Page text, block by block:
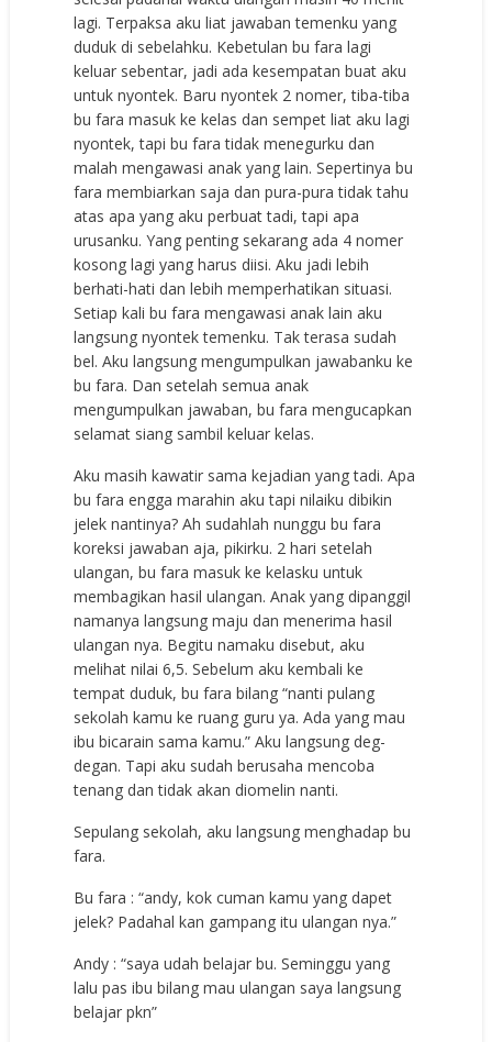
lagi. Terpaksa aku liat jawaban temenku yang
duduk di sebelahku. Kebetulan bu fara lagi
keluar sebentar, jadi ada kesempatan buat aku
untuk nyontek. Baru nyontek 2 nomer, tiba-tiba
bu fara masuk ke kelas dan sempet liat aku lagi
nyontek, tapi bu fara tidak menegurku dan
malah mengawasi anak yang lain. Sepertinya bu
fara membiarkan saja dan pura-pura tidak tahu
atas apa yang aku perbuat tadi, tapi apa
urusanku. Yang penting sekarang ada 4 nomer
kosong lagi yang harus diisi. Aku jadi lebih
berhati-hati dan lebih memperhatikan situasi.
Setiap kali bu fara mengawasi anak lain aku
langsung nyontek temenku. Tak terasa sudah
bel. Aku langsung mengumpulkan jawabanku ke
bu fara. Dan setelah semua anak
mengumpulkan jawaban, bu fara mengucapkan
selamat siang sambil keluar kelas.
Aku masih kawatir sama kejadian yang tadi. Apa
bu fara engga marahin aku tapi nilaiku dibikin
jelek nantinya? Ah sudahlah nunggu bu fara
koreksi jawaban aja, pikirku. 2 hari setelah
ulangan, bu fara masuk ke kelasku untuk
membagikan hasil ulangan. Anak yang dipanggil
namanya langsung maju dan menerima hasil
ulangan nya. Begitu namaku disebut, aku
melihat nilai 6,5. Sebelum aku kembali ke
tempat duduk, bu fara bilang “nanti pulang
sekolah kamu ke ruang guru ya. Ada yang mau
ibu bicarain sama kamu.” Aku langsung deg-
degan. Tapi aku sudah berusaha mencoba
tenang dan tidak akan diomelin nanti.
Sepulang sekolah, aku langsung menghadap bu
fara.
Bu fara : “andy, kok cuman kamu yang dapet
jelek? Padahal kan gampang itu ulangan nya.”
Andy : “saya udah belajar bu. Seminggu yang
lalu pas ibu bilang mau ulangan saya langsung
belajar pkn”